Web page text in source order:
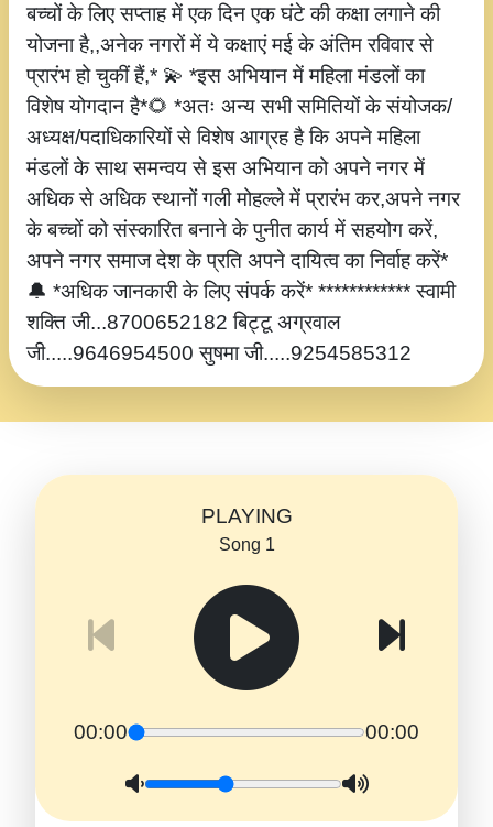
बच्चों के लिए सप्ताह में एक दिन एक घंटे की कक्षा लगाने की
योजना है,,अनेक नगरों में ये कक्षाएं मई के अंतिम रविवार से
प्रारंभ हो चुकीं हैं,* 💫 *इस अभियान में महिला मंडलों का
विशेष योगदान है*🌻 *अतः अन्य सभी समितियों के संयोजक/
अध्यक्ष/पदाधिकारियों से विशेष आग्रह है कि अपने महिला
मंडलों के साथ समन्वय से इस अभियान को अपने नगर में
अधिक से अधिक स्थानों गली मोहल्ले में प्रारंभ कर,अपने नगर
के बच्चों को संस्कारित बनाने के पुनीत कार्य में सहयोग करें,
अपने नगर समाज देश के प्रति अपने दायित्व का निर्वाह करें*
🔔 *अधिक जानकारी के लिए संपर्क करें* ************ स्वामी
शक्ति जी...8700652182 बिट्टू अग्रवाल
जी.....9646954500 सुषमा जी.....9254585312
PLAYING
Song 1
00:00 00:00